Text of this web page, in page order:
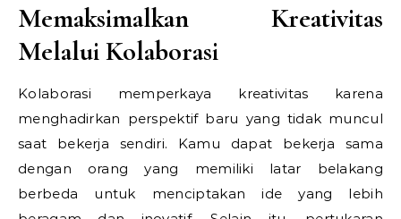
Memaksimalkan Kreativitas
Melalui Kolaborasi
Kolaborasi memperkaya kreativitas karena
menghadirkan perspektif baru yang tidak muncul
saat bekerja sendiri. Kamu dapat bekerja sama
dengan orang yang memiliki latar belakang
berbeda untuk menciptakan ide yang lebih